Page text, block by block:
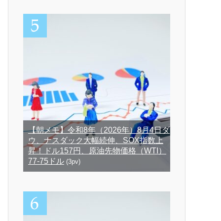
【朝メモ】令和8年（2026年）8月4日ダ
ウ、ナスダック大幅続伸、SOX指数上
昇！ドル157円、原油先物価格（WTI）
77-75ドル (3pv)